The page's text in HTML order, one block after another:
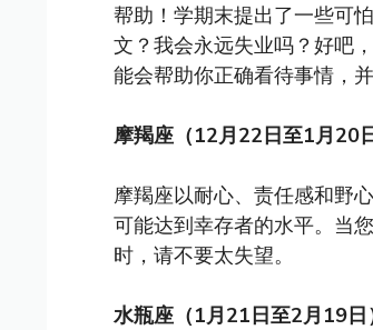
帮助！学期末提出了一些可
文？我会永远失业吗？好吧
能会帮助你正确看待事情，
摩羯座（12月22日至1月20日
摩羯座以耐心、责任感和野
可能达到幸存者的水平。当
时，请不要太失望。
水瓶座（1月21日至2月19日